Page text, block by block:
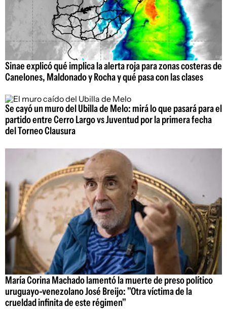
Sinae explicó qué implica la alerta roja para zonas costeras de
Canelones, Maldonado y Rocha y qué pasa con las clases
Se cayó un muro del Ubilla de Melo: mirá lo que pasará para el
partido entre Cerro Largo vs Juventud por la primera fecha
del Torneo Clausura
María Corina Machado lamentó la muerte de preso político
uruguayo-venezolano José Breijo: "Otra víctima de la
crueldad infinita de este régimen"